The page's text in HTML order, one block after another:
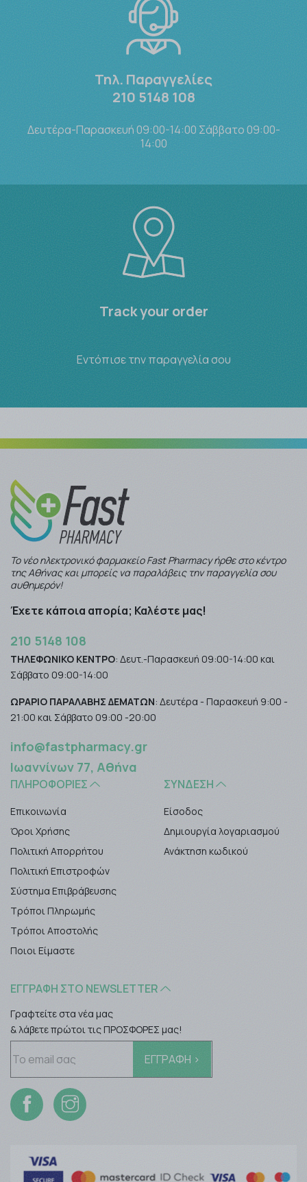
Τηλ. Παραγγελίες
210 5148 108
Δευτέρα-Παρασκευή 09:00-14:00 Σάββατο 09:00-
14:00
Track your order
Εντόπισε την παραγγελία σου
Το νέο ηλεκτρονικό φαρμακείο Fast Pharmacy ήρθε στο κέντρο
της Αθήνας και μπορείς να παραλάβεις την παραγγελία σου
αυθημερόν!
Έχετε κάποια απορία; Καλέστε μας!
210 5148 108
ΤΗΛΕΦΩΝΙΚΟ ΚΕΝΤΡΟ: Δευτ.-Παρασκευή 09:00-14:00 και
Σάββατο 09:00-14:00
ΩΡΑΡΙΟ ΠΑΡΑΛΑΒΗΣ ΔΕΜΑΤΩΝ: Δευτέρα - Παρασκευή 9:00 -
21:00 και Σάββατο 09:00 -20:00
info@fastpharmacy.gr
Ιωαννίνων 77, Αθήνα
ΠΛΗΡΟΦΟΡΊΕΣ
Επικοινωνία
Όροι Χρήσης
Πολιτική Απορρήτου
Πολιτική Επιστροφών
Σύστημα Επιβράβευσης
Τρόποι Πληρωμής
Τρόποι Αποστολής
Ποιοι Είμαστε
ΣΎΝΔΕΣΗ
Είσοδος
Δημιουργία λογαριασμού
Ανάκτηση κωδικού
ΕΓΓΡΑΦΉ ΣΤΟ NEWSLETTER
Γραφτείτε στα νέα μας
& λάβετε πρώτοι τις ΠΡΟΣΦΟΡΕΣ μας!